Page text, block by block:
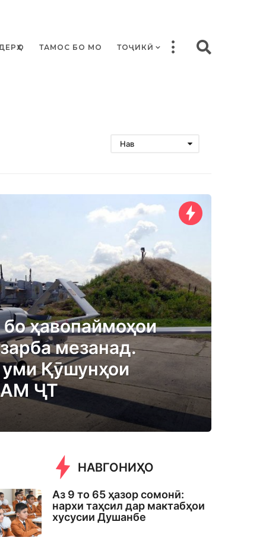
ТАМОС БО МО ТОҶИКӢ
Нав
ҳавопаймоҳои
мезанад.
уми Қӯшунҳои
ҶТ
НАВГОНИҲО
Аз 9 то 65 ҳазор сомонӣ:
нархи таҳсил дар мактабҳои
хусусии Душанбе